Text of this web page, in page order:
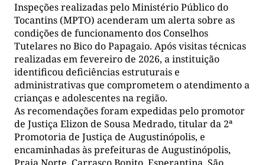
Inspeções realizadas pelo Ministério Público do
Tocantins (MPTO) acenderam um alerta sobre as
condições de funcionamento dos Conselhos
Tutelares no Bico do Papagaio. Após visitas técnicas
realizadas em fevereiro de 2026, a instituição
identificou deficiências estruturais e
administrativas que comprometem o atendimento a
crianças e adolescentes na região.
As recomendações foram expedidas pelo promotor
de Justiça Elizon de Sousa Medrado, titular da 2ª
Promotoria de Justiça de Augustinópolis, e
encaminhadas às prefeituras de Augustinópolis,